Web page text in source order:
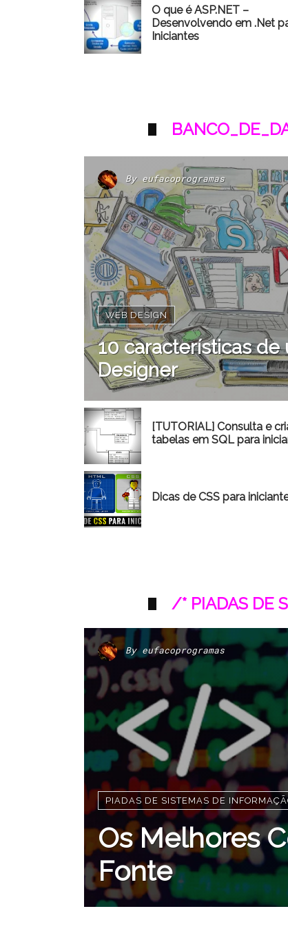
O que é ASP.NET –
Desenvolvendo em .Net
Iniciantes
By eufacoprogramas
WEB DESIGN
10 características
Designer
[TUTORIAL] Consulta e
tabelas em SQL para
Dicas de CSS para
/* PIADAS DE
Byeufacoprogramas
PIADAS DE SISTEMAS DE
Os Melhores
Fonte